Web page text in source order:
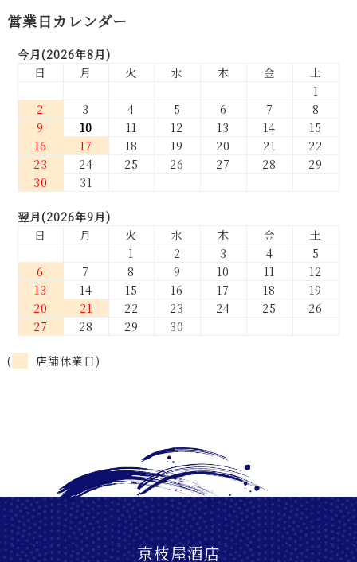
営業日カレンダー
今月(2026年8月)
日
月 火 水 木 金
土
1
2
3 4 5 6 7
8
9
10 11 12 13 14
15
16
17 18 19 20 21
22
23
24 25 26 27 28
29
30
31
翌月(2026年9月)
日
月 火 水 木 金
土
1
2 3 4
5
6
7 8 9 10 11
12
13
14 15 16 17 18
19
20
21 22 23 24 25
26
27
28 29 30
( 店舗休業日)
京枝屋酒店